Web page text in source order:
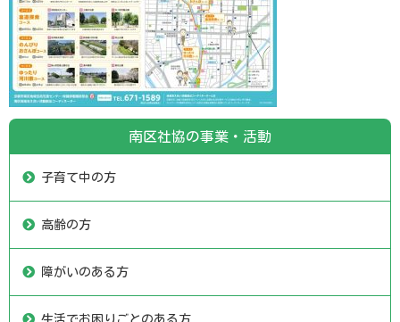
南区社協の事業・活動
子育て中の方
高齢の方
障がいのある方
生活でお困りごとのある方